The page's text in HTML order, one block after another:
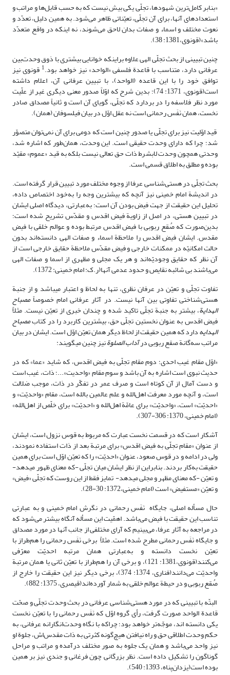
«بنابر کامل‌ترین شهودها، تجلّی یکی بیش نیست که به حسب قابل‌ها و مراتب و
استعدادهای آنها، برای آن تجلّی، تعیّناتی ظاهر می‌شود. به همین دلیل، تعدّد و
نعوت مختلف و اسماء و صفات بدان لاحق می‌شوند، نه اینکه در واقع متعدّد
باشد»(قونوی،1381: 38).
چنین تبیینی از بحث تجلّی الهی علاوه براینکه خوانایی بیشتری با ذوق وحدت‌بین
عرفانی دارد، متناسب با قاعدة فلسفی «الواحد» نیز خواهد بود.1 قونوی نیز
توافق خود را با این قاعده (الواحد)، با تبیین عرفانی آن، اعلام داشته
است(قونوی، 1371: 74)؛ بدین شرح که اوّلاً صدور معنی دیگری غیر از علّیت
مورد نظر فلاسفه را در بردارد که تجلّی، گویای آن است و ثانیاً مصداق صادر
نخست، همان نَفَس رحمانی است نه عقل اوّل در بیان فیلسوفان (همان).
قید اوّلیت نیز برای تجلّی یا صدور چنین است که دومی برای آن نمی‌توان متصوّر
شد؛ چرا که دارای وحدت حقیقی است. این وحدت، همان‌طور که اشاره شد،
وحدتی همچون وحدت لابشرط ذات حق تعالی نیست بلکه به قید «عموم» مقیّد
بوده و مطلق به اطلاق قسمی است.
بحث تجلّی در هستی‌شناسی عرفا از وجوه مختلف مورد تبیین قرار گرفته است.
در اندیشة امام خمینی نیز آنچه که بیشترین وجه را به‌خود اختصاص داده،
تحلیل این حقیقت از جهت فیض بودن آن است؛ به‌عبارتی، دیدگاه اصلی ایشان
در تبیین هستی، در اصل از زاویة فیض اقدس و مقدّس تشریح شده است؛
بدین‌صورت که صُقع ربوبی با فیض اقدس مرتبط بوده و عوالم خلقی با فیض
مقدس. ایشان فیض اقدس را ملاحظة اسماء و صفات الهی دانسته‌اند بدون
حالت امکانیّه در ممکنات خارجی و فیض مقدّس ملاحظة حقایق خارجی است از
آن نظر که حقایق وجودیّه‌اند و هر یک مجلی و مظهری از اسما و صفات الهی
می‌باشند بی شائبه نقایص و حدود عدمی آنها(ر.ک: امام خمینی: 1372).
تفاوت تجلّی و تعیّن در عرفان نظری، تنها به لحاظ و اعتبار می­باشد و از جنبة
هستی‌شناختی تفاوتی بین آنها نیست. در آثار عرفانی امام خصوصاًمصباح
الهدایة، بیشتر به جنبة تجلّی تاکید شده و چندان خبری از تعیّن نیست. مثلاً
فیض اقدس به عنوان نخستین تجلّی حق، بیشترین کاربرد را در کتابمصباح
الهدایهدارد که همین حقیقت از لحاظ دیگر همان تعیّن اوّل است. ایشان در بیان
مراتب سه‌گانة صقع ربوبی درآداب الصلوةنیز چنین می­گویند:
«اوّل مقام غیب احدی؛ دوم مقام تجلّی به فیض اقدس، که شاید «عما» که در
حدیث نبوی است اشاره به آن باشد و سوم مقام «واحدیت»...؛ ذات، غیب است
و دست آمال از آن کوتاه است و صرف عمر در تفکّر در ذات، موجب ضلالت
است، و آنچه مورد معرفت اهل‌الله و علم عالمین بالله است، مقام «واحدیّت» و
«احدیّت» است، «واحدیّت» برای عامّة اهل‌الله و «احدیّت» برای خلّص از اهل‌الله»
(امام خمینی، 1370: 306-307).
آشکار است که در قسمت نخست عبارت که مربوط به قوس نزول است، ایشان
از عنوان «مقام تجلّی به فیض اقدس» برای مرتبة بعد از ذات استفاده نمودند،
ولی در ادامه و در قوس صعود، عنوان «احدیّت» را که تعیّن اوّل است برای همین
حقیقت به‌کار بردند. بنابراین از نظر ایشان میان تجلّی -که معنای ظهور می­دهد-
و تعیّن -که معنای مظهر و مجلی می­دهد- تمایز فقط از این روست که تجلّی «فیض»
و تعیّن «مستفیض» است (امام خمینی،1372: 30-28).
حال مسأله اصلی، جایگاه نَفَس رحمانی در نگرش امام خمینی و به عبارتی
تناسب این حقیقت با فیض می‌باشد. اهمّیت این مسأله آنگاه بیشتر می‌شود که
در مراجعه به آثار عرفا، می‌بینیم که آرای مختلفی از جانب آنها در مورد مصداق
و جایگاه نَفَس رحمانی مطرح شده است. مثلاً برخی نَفَس رحمانی را هم‌طراز با
تعیّن نخست دانسته و به‌عبارتی همان مرتبه احدیّت معرّفی
می‌کنند(قونوی،1381: 121)، و برخی آن را هم‌طراز با تعیّن ثانی یا همان مرتبة
واحدیّت می‌دانند(فناری، 1374: 374)، برخی دیگر نیز این حقیقت را خارج از
صُقع ربوبی و در حیطة عوالم خلقی به شمار آورده‌اند(قیصری، 1375: 882).
البتّه با تبیینی که در مورد هستی‌شناسی عرفانی در بحث وحدت تجلّی و صحّت
قاعدة الواحد صورت گرفت، رأی گروه اوّل که نَفَس رحمانی را با تعیّن نخست
یکی دانسته اند، موجّه‌تر خواهد بود؛ چراکه با نگاه وحدت‌انگارانه عرفانی، به
حکم وحدت اطلاقی حق و راه نیافتن هیچ‌گونه کثرتی به ذات مقدس‌اش، جلوة او
نیز واحد می‌باشد و همان یک جلوه به صور مختلف درآمده و مراتب و مراحل
گوناگون را تشکیل داده است. نظر بزرگانی چون فرغانی و جندی نیز بر همین
بوده است(یزدان‌پناه، 1393: 540).